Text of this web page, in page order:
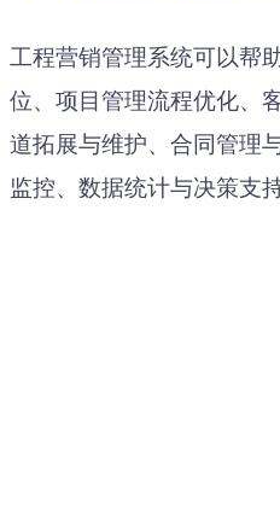
工程营销管理系统可以帮
位、项目管理流程优化、
道拓展与维护、合同管理
监控、数据统计与决策支